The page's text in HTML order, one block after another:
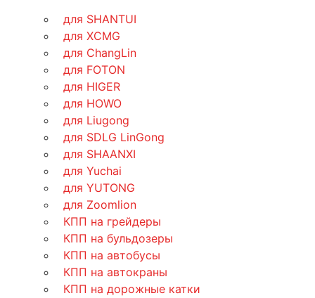
для SHANTUI
для XCMG
для ChangLin
для FOTON
для HIGER
для HOWO
для Liugong
для SDLG LinGong
для SHAANXI
для Yuchai
для YUTONG
для Zoomlion
КПП на грейдеры
КПП на бульдозеры
КПП на автобусы
КПП на автокраны
КПП на дорожные катки